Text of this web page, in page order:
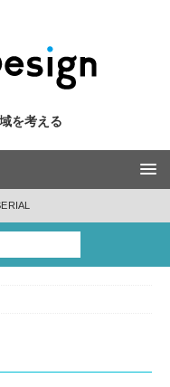
を考える